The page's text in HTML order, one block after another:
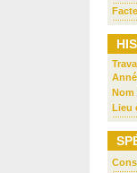
Nom
Lieu